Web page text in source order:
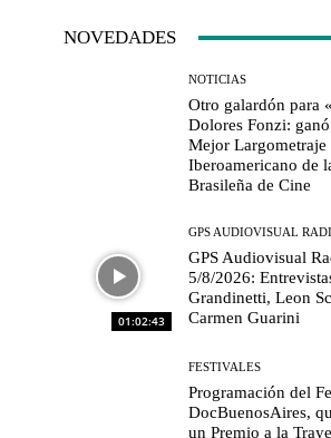
NOVEDADES
NOTICIAS
Otro galardón para
Dolores Fonzi:
Mejor Largometraje
Iberoamericano de
Brasileña de Cine
01:02:43
GPS AUDIOVISUAL
GPS Audiovisual
5/8/2026:
Grandinetti, Leon
Carmen Guarini
FESTIVALES
Programación del
DocBuenosAires,
un Premio a la